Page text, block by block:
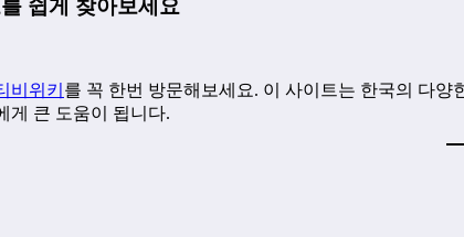
쉽게 찾아보세요
비위키 를 꼭 한번 방문해보세요. 이 사이트는 한국의 다양
게 큰 도움이 됩니다.